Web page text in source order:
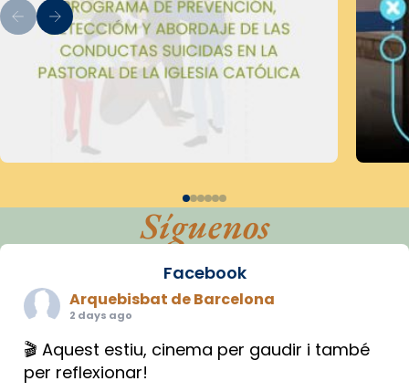
Síguenos
Facebook
Arquebisbat de Barcelona
2 days ago
🎬 Aquest estiu, cinema per gaudir i també
per reflexionar!